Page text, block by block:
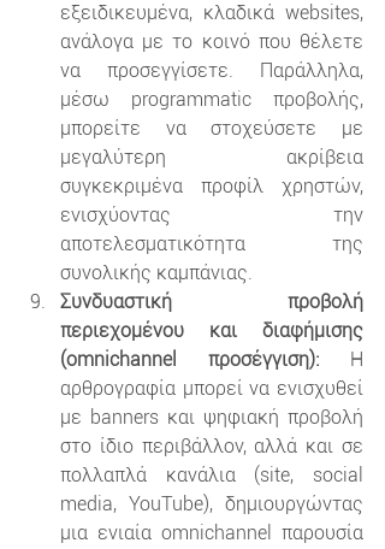
εξειδικευμένα, κλαδικά websites,
ανάλογα με το κοινό που θέλετε
να προσεγγίσετε. Παράλληλα,
μέσω programmatic προβολής,
μπορείτε να στοχεύσετε με
μεγαλύτερη ακρίβεια
συγκεκριμένα προφίλ χρηστών,
ενισχύοντας την
αποτελεσματικότητα της
συνολικής καμπάνιας.
Συνδυαστική προβολή
περιεχομένου και διαφήμισης
(omnichannel προσέγγιση): Η
αρθρογραφία μπορεί να ενισχυθεί
με banners και ψηφιακή προβολή
στο ίδιο περιβάλλον, αλλά και σε
πολλαπλά κανάλια (site, social
media, YouTube), δημιουργώντας
μια ενιαία omnichannel παρουσία